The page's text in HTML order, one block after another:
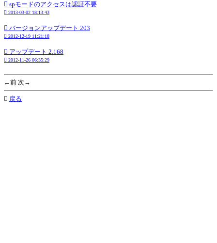
 spモードのアクセスは認証不要
 2013-03-02 18:13:43
 バージョンアップデート 203
 2012-12-19 11:21:18
 アップデート 2.168
 2012-11-26 06:35:29
←前 次→
 戻る